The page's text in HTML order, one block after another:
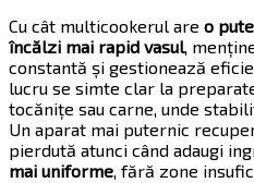
Cu cât multicookerul are o
încălzi mai rapid vasul,
constantă și gestionează
lucru se simte clar la
tocănițe sau carne, unde
Un aparat mai puternic
pierdută atunci când adaugi
mai uniforme, fără zone